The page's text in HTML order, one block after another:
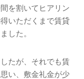
を割いてヒアリン
いただくまで賃貸
した。
たが、それでも賃
い、敷金礼金が少